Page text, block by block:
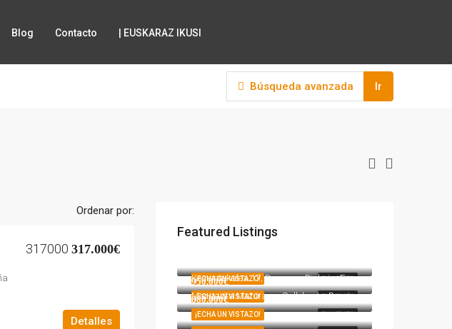
Blog Contacto | EUSKARAZ IKUSI
Búsqueda avanzada Ir
Ordenar por:
317000 317.000€
Detalles
Featured Listings
EN VENTA
¡ECHA UN VISTAZO!
EN VENTA
¡ECHA UN VISTAZO!
Komentukalea 17, Durango, Bizkaia, Euskadi, 48200, España
EN VENTA
¡ECHA UN VISTAZO!
950.000€
Margarita Maturana, Sallobente, Besoita, Berriz, Bizkaia, Euskadi, 48240, España
680.000€